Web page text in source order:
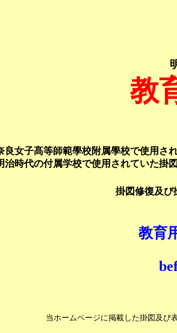
教
良女子髙等師範學校附属學校で使用さ
治時代の付属学校で使用されていた掛
掛図修復及
教育
当ホームページに掲載した掛図及び